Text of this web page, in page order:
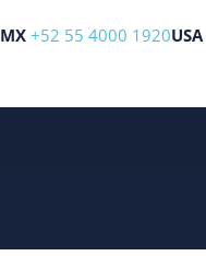
MX +52 55 4000 1920USA